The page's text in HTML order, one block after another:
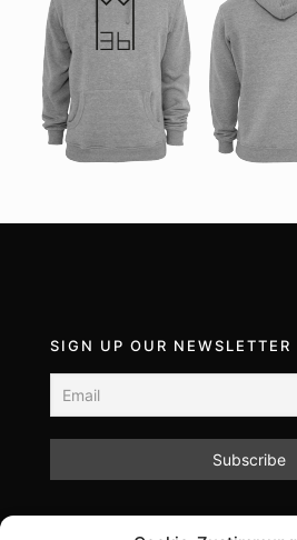
SIGN UP OUR NEWSLETTER